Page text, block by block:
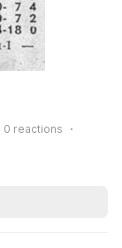
0 reactions